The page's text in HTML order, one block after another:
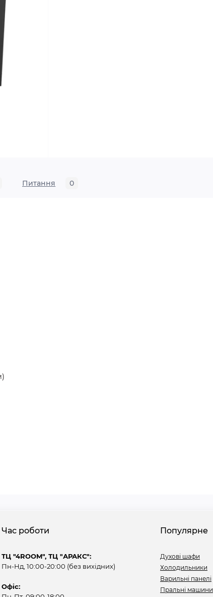
Питання 0
Час роботи
ТЦ "4ROOM", ТЦ "АРАКС":
Пн-Нд, 10:00-20:00 (без вихідних)
Офіс:
Популярне
Духові шафи
Холодильники
Варильні панелі
Пральні машини